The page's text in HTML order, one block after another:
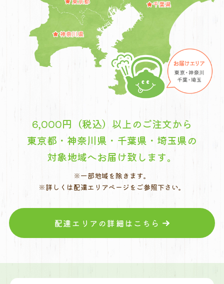
6,000円（税込）以上のご注文から
東京都・神奈川県・千葉県・埼玉県の
対象地域へお届け致します。
※一部地域を除きます。
※詳しくは配達エリアページをご参照下さい。
配達エリアの詳細はこちら